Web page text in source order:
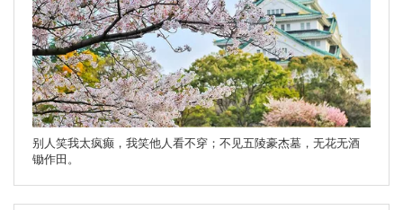
别人笑我太疯癫，我笑他人看不穿；不见五陵豪杰墓，无花无酒
锄作田。